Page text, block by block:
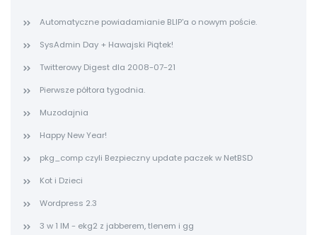
Automatyczne powiadamianie BLIP'a o nowym poście.
SysAdmin Day + Hawajski Piątek!
Twitterowy Digest dla 2008-07-21
Pierwsze półtora tygodnia.
Muzodajnia
Happy New Year!
pkg_comp czyli Bezpieczny update paczek w NetBSD
Kot i Dzieci
Wordpress 2.3
3 w 1 IM - ekg2 z jabberem, tlenem i gg